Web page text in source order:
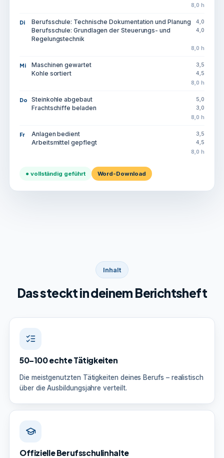
8,0 h
Di Berufsschule: Technische Dokumentation und Planung 4,0
Berufsschule: Grundlagen der Steuerungs- und
Regelungstechnik
4,0
8,0 h
Mi Maschinen gewartet 3,5
Kohle sortiert 4,5
8,0 h
Do Steinkohle abgebaut 5,0
Frachtschiffe beladen 3,0
8,0 h
Fr Anlagen bedient 3,5
Arbeitsmittel gepflegt 4,5
8,0 h
● vollständig geführt Word-Download
Inhalt
Das steckt in deinem Berichtsheft
50–100 echte Tätigkeiten
Die meistgenutzten Tätigkeiten deines Berufs – realistisch
über die Ausbildungsjahre verteilt.
Offizielle Berufsschulinhalte